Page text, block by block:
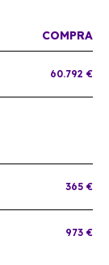
COMPRA
60.792 €
365 €
973 €